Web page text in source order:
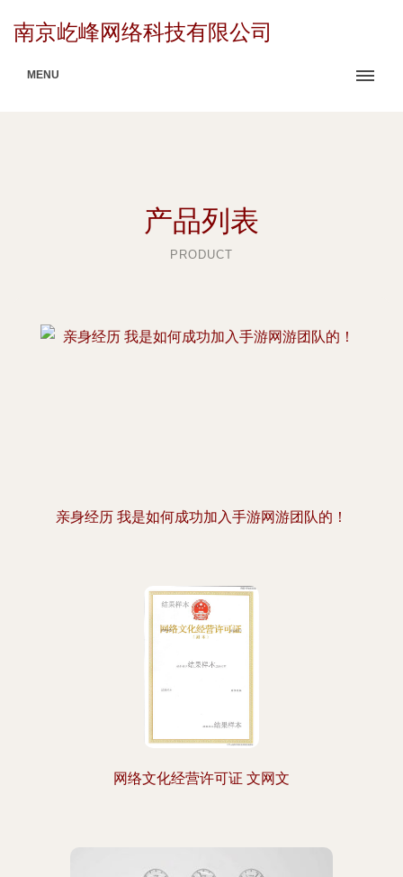
南京屹峰网络科技有限公司
MENU
产品列表
PRODUCT
亲身经历 我是如何成功加入手游网游团队的！
网络文化经营许可证 文网文